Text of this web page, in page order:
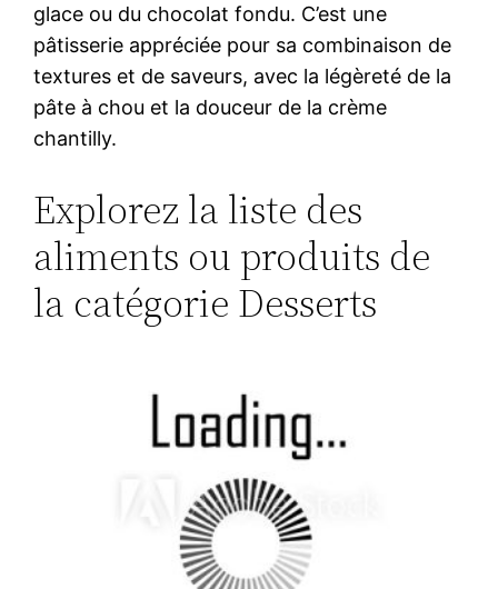
glace ou du chocolat fondu. C’est une
pâtisserie appréciée pour sa combinaison de
textures et de saveurs, avec la légèreté de la
pâte à chou et la douceur de la crème
chantilly.
Explorez la liste des
aliments ou produits de
la catégorie Desserts